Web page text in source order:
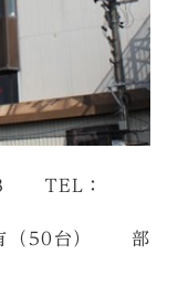
3 TEL：
（50台） 部